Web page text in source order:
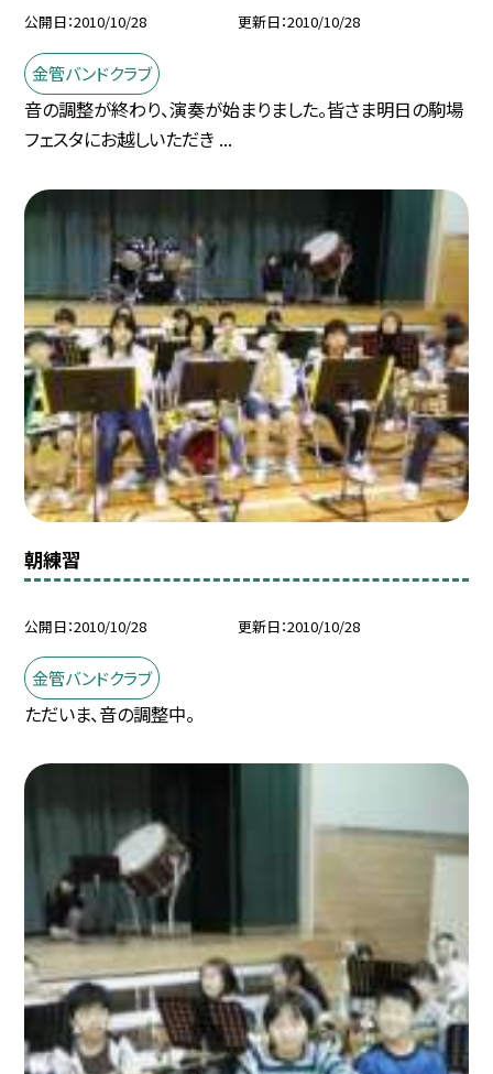
公開日 2010/10/28 更新日 2010/10/28
金管バンドクラブ
音の調整が終わり、演奏が始まりました。皆さま明日の駒場
フェスタにお越しいただき ...
朝練習
公開日 2010/10/28 更新日 2010/10/28
金管バンドクラブ
ただいま、音の調整中。